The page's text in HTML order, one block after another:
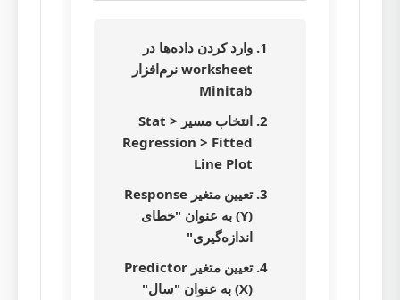
وارد کردن داده‌ها در
worksheet نرم‌افزار
Minitab
انتخاب مسیر Stat >
Regression > Fitted
Line Plot
تعیین متغیر Response
(Y) به عنوان "خطای
اندازه‌گیری"
تعیین متغیر Predictor
(X) به عنوان "سال"